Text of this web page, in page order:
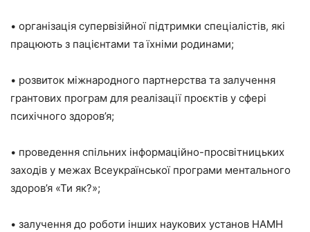
• організація супервізійної підтримки спеціалістів, які
працюють з пацієнтами та їхніми родинами;
• розвиток міжнародного партнерства та залучення
грантових програм для реалізації проєктів у сфері
психічного здоров’я;
• проведення спільних інформаційно-просвітницьких
заходів у межах Всеукраїнської програми ментального
здоров’я «Ти як?»;
• залучення до роботи інших наукових установ НАМН